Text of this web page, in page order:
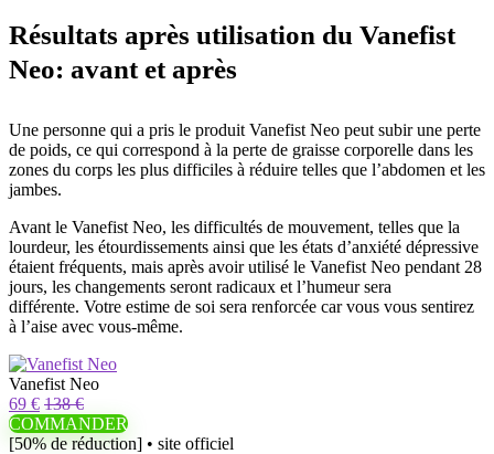
Résultats après utilisation du Vanefist
Neo: avant et après
Une personne qui a pris le produit Vanefist Neo peut subir une perte
de poids, ce qui correspond à la perte de graisse corporelle dans les
zones du corps les plus difficiles à réduire telles que l’abdomen et les
jambes.
Avant le Vanefist Neo, les difficultés de mouvement, telles que la
lourdeur, les étourdissements ainsi que les états d’anxiété dépressive
étaient fréquents, mais après avoir utilisé le Vanefist Neo pendant 28
jours, les changements seront radicaux et l’humeur sera
différente. Votre estime de soi sera renforcée car vous vous sentirez
à l’aise avec vous-même.
Vanefist Neo
69 € 138 €
COMMANDER
[50% de réduction] • site officiel